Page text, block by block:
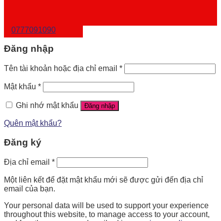
0777091090
Đăng nhập
Tên tài khoản hoặc địa chỉ email *
Mật khẩu *
Ghi nhớ mật khẩu Đăng nhập
Quên mật khẩu?
Đăng ký
Địa chỉ email *
Một liên kết để đặt mật khẩu mới sẽ được gửi đến địa chỉ
email của bạn.
Your personal data will be used to support your experience
throughout this website, to manage access to your account,